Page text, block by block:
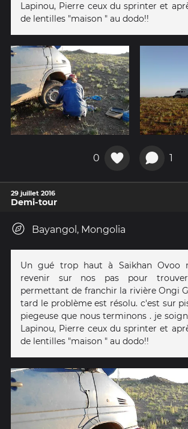
Lapinou, Pierre ceux du sprinter et
de lentilles "maison " au dodo!!
0 1
29 juillet 2016
Demi-tour
Bayangol, Mongolia
Un gué trop haut à Saikhan Ovoo
revenir sur nos pas pour
permettant de franchir la rivière Ongi
tard le problème est résolu. c'est sur
piegeuse que nous terminons . je
Lapinou, Pierre ceux du sprinter et
de lentilles "maison " au dodo!!